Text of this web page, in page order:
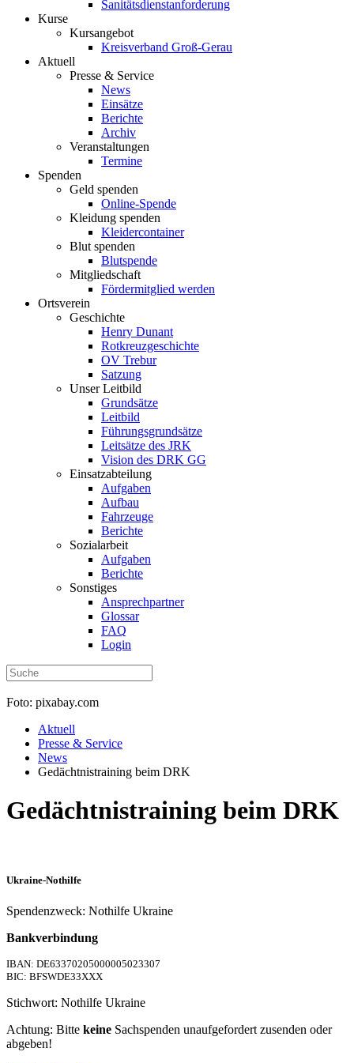
Sanitätsdienstanforderung
Kurse
Kursangebot
Kreisverband Groß-Gerau
Aktuell
Presse & Service
News
Einsätze
Berichte
Archiv
Veranstaltungen
Termine
Spenden
Geld spenden
Online-Spende
Kleidung spenden
Kleidercontainer
Blut spenden
Blutspende
Mitgliedschaft
Fördermitglied werden
Ortsverein
Geschichte
Henry Dunant
Rotkreuzgeschichte
OV Trebur
Satzung
Unser Leitbild
Grundsätze
Leitbild
Führungsgrundsätze
Leitsätze des JRK
Vision des DRK GG
Einsatzabteilung
Aufgaben
Aufbau
Fahrzeuge
Berichte
Sozialarbeit
Aufgaben
Berichte
Sonstiges
Ansprechpartner
Glossar
FAQ
Login
Foto: pixabay.com
Aktuell
Presse & Service
News
Gedächtnistraining beim DRK
Gedächtnistraining beim DRK
Ukraine-Nothilfe
Spendenzweck: Nothilfe Ukraine
Bankverbindung
IBAN: DE63370205000005023307
BIC: BFSWDE33XXX
Stichwort: Nothilfe Ukraine
Achtung: Bitte keine Sachspenden unaufgefordert zusenden oder
abgeben!